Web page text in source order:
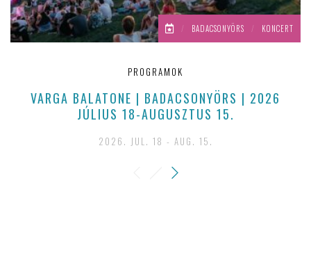
/ BADACSONYÖRS / KONCERT
PROGRAMOK
VARGA BALATONE | BADACSONYÖRS | 2026
JÚLIUS 18-AUGUSZTUS 15.
2026. JUL. 18 - AUG. 15.